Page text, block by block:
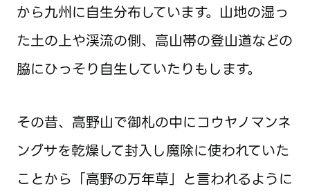
から九州に自生分布しています。山地の湿っ
た土の上や渓流の側、高山帯の登山道などの
脇にひっそり自生していたりもします。
その昔、高野山で御札の中にコウヤノマンネ
ングサを乾燥して封入し魔除に使われていた
ことから「高野の万年草」と言われるように